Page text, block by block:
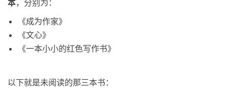
本，分别为：
《成为作家》
《文心》
《一本小小的红色写作书》
以下就是未阅读的那三本书：